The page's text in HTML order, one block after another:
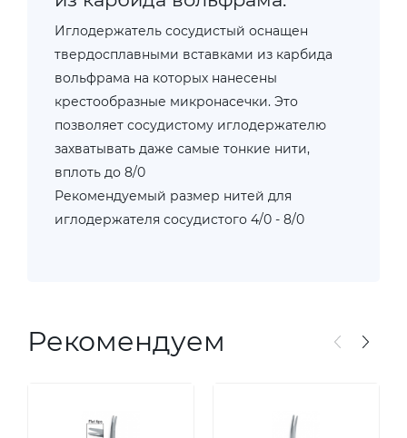
Иглодержатель сосудистый оснащен
твердосплавными вставками из карбида
вольфрама на которых нанесены
крестообразные микронасечки. Это
позволяет сосудистому иглодержателю
захватывать даже самые тонкие нити,
вплоть до 8/0
Рекомендуемый размер нитей для
иглодержателя сосудистого 4/0 - 8/0
Рекомендуем